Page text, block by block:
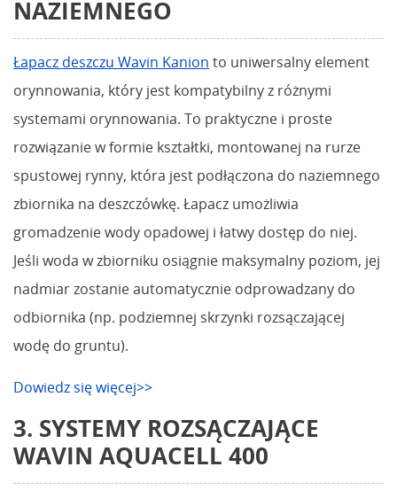
NAZIEMNEGO
Łapacz deszczu Wavin Kanion to uniwersalny element
orynnowania, który jest kompatybilny z różnymi
systemami orynnowania. To praktyczne i proste
rozwiązanie w formie kształtki, montowanej na rurze
spustowej rynny, która jest podłączona do naziemnego
zbiornika na deszczówkę. Łapacz umożliwia
gromadzenie wody opadowej i łatwy dostęp do niej.
Jeśli woda w zbiorniku osiągnie maksymalny poziom, jej
nadmiar zostanie automatycznie odprowadzany do
odbiornika (np. podziemnej skrzynki rozsączającej
wodę do gruntu).
Dowiedz się więcej>>
3. SYSTEMY ROZSĄCZAJĄCE
WAVIN AQUACELL 400